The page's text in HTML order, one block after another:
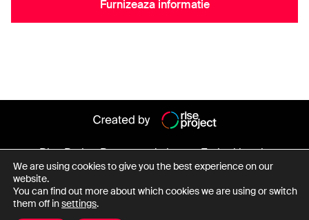
Furnizeaza informatie
Rise ProjectPersoane de interesEntitati legale
Despre baza de date
Date cu caracter personal
We are using cookies to give you the best experience on our
website.
You can find out more about which cookies we are using or switch
them off insettings.